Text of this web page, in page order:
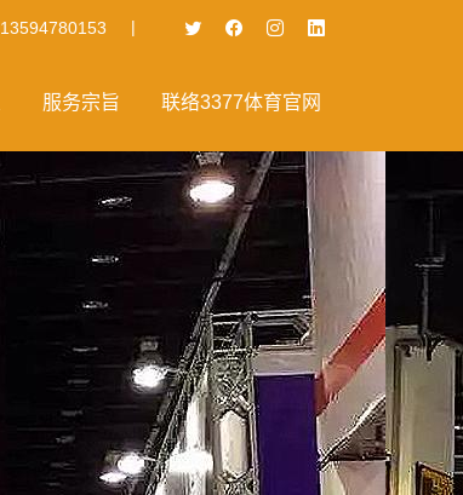
13594780153 |
服务宗旨 联络3377体育官网